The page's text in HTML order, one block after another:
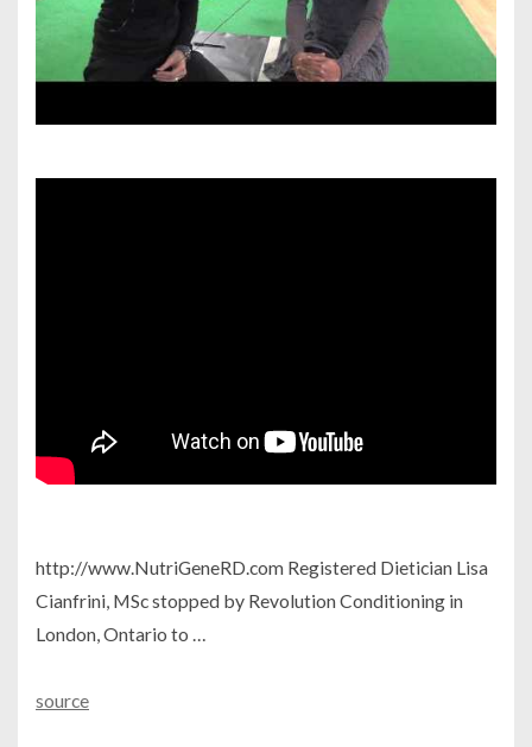
http://www.NutriGeneRD.com Registered Dietician Lisa
Cianfrini, MSc stopped by Revolution Conditioning in
London, Ontario to …
source